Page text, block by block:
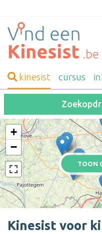
kinesist cursus
TOON
+
−
Kinesist voor